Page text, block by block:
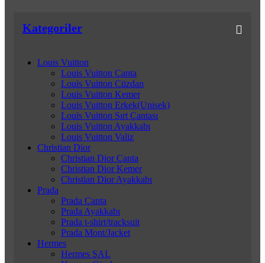
Kategoriler
Louis Vuitton
Louis Vuitton Çanta
Louis Vuitton Cüzdan
Louis Vuitton Kemer
Louis Vuitton Erkek(Unisek)
Louis Vuitton Sırt Çantası
Louis Vuitton Ayakkabı
Louis Vuitton Valiz
Christian Dior
Christian Dior Çanta
Christian Dior Kemer
Christian Dior Ayakkabı
Prada
Prada Çanta
Prada Ayakkabı
Prada t-shirt/tracksuit
Prada Mont/Jacket
Hermes
Hermes ŞAL